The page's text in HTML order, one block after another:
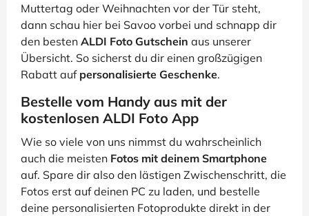
Muttertag oder Weihnachten vor der Tür steht,
dann schau hier bei Savoo vorbei und schnapp dir
den besten ALDI Foto Gutschein aus unserer
Übersicht. So sicherst du dir einen großzügigen
Rabatt auf personalisierte Geschenke.
Bestelle vom Handy aus mit der
kostenlosen ALDI Foto App
Wie so viele von uns nimmst du wahrscheinlich
auch die meisten Fotos mit deinem Smartphone
auf. Spare dir also den lästigen Zwischenschritt, die
Fotos erst auf deinen PC zu laden, und bestelle
deine personalisierten Fotoprodukte direkt in der